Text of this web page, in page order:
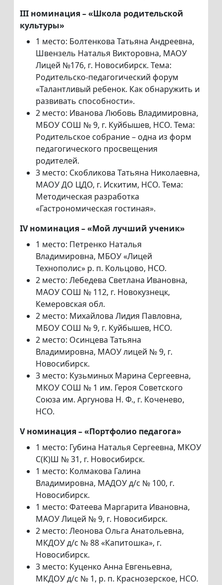
III номинация – «Школа родительской
культуры»
1 место: Болтенкова Татьяна Андреевна,
Швензель Наталья Викторовна, МАОУ
Лицей №176, г. Новосибирск. Тема:
Родительско-педагогический форум
«Талантливый ребенок. Как обнаружить и
развивать способности».
2 место: Иванова Любовь Владимировна,
МБОУ СОШ № 9, г. Куйбышев, НСО. Тема:
Родительское собрание – одна из форм
педагогического просвещения
родителей.
3 место: Скобликова Татьяна Николаевна,
МАОУ ДО ЦДО, г. Искитим, НСО. Тема:
Методическая разработка
«Гастрономическая гостиная».
IV номинация – «Мой лучший ученик»
1 место: Петренко Наталья
Владимировна, МБОУ «Лицей
Технополис» р. п. Кольцово, НСО.
2 место: Лебедева Светлана Ивановна,
МАОУ СОШ № 112, г. Новокузнецк,
Кемеровская обл.
2 место: Михайлова Лидия Павловна,
МБОУ СОШ № 9, г. Куйбышев, НСО.
2 место: Осинцева Татьяна
Владимировна, МАОУ лицей № 9, г.
Новосибирск.
3 место: Кузьминых Марина Сергеевна,
МКОУ СОШ № 1 им. Героя Советского
Союза им. Аргунова Н. Ф., г. Коченево,
НСО.
V номинация – «Портфолио педагога»
1 место: Губина Наталья Сергеевна, МКОУ
С(К)Ш № 31, г. Новосибирск.
1 место: Колмакова Галина
Владимировна, МАДОУ д/с № 100, г.
Новосибирск.
1 место: Фатеева Маргарита Ивановна,
МАОУ Лицей № 9, г. Новосибирск.
2 место: Леонова Ольга Анатольевна,
МКДОУ д/с № 88 «Капитошка», г.
Новосибирск.
3 место: Куценко Анна Евгеньевна,
МКДОУ д/с № 1, р. п. Краснозерское, НСО.